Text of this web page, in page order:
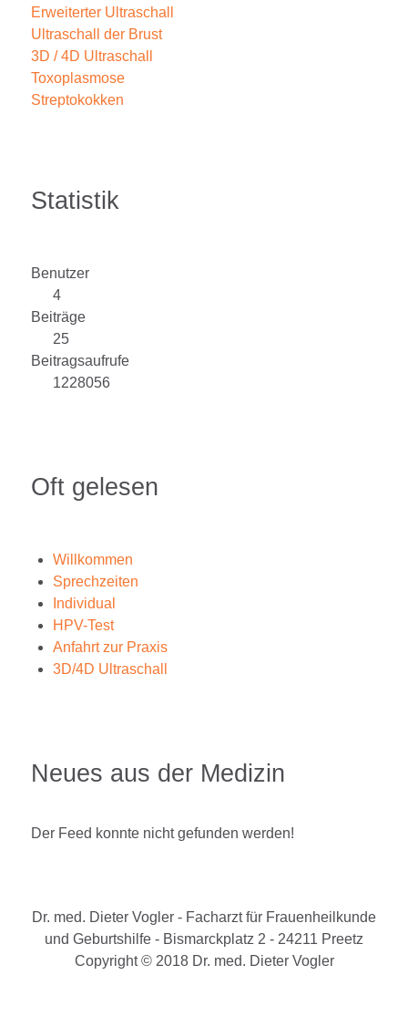
Erweiterter Ultraschall
Ultraschall der Brust
3D / 4D Ultraschall
Toxoplasmose
Streptokokken
Statistik
Benutzer
4
Beiträge
25
Beitragsaufrufe
1228056
Oft gelesen
Willkommen
Sprechzeiten
Individual
HPV-Test
Anfahrt zur Praxis
3D/4D Ultraschall
Neues aus der Medizin
Der Feed konnte nicht gefunden werden!
Dr. med. Dieter Vogler - Facharzt für Frauenheilkunde
und Geburtshilfe - Bismarckplatz 2 - 24211 Preetz
Copyright © 2018 Dr. med. Dieter Vogler